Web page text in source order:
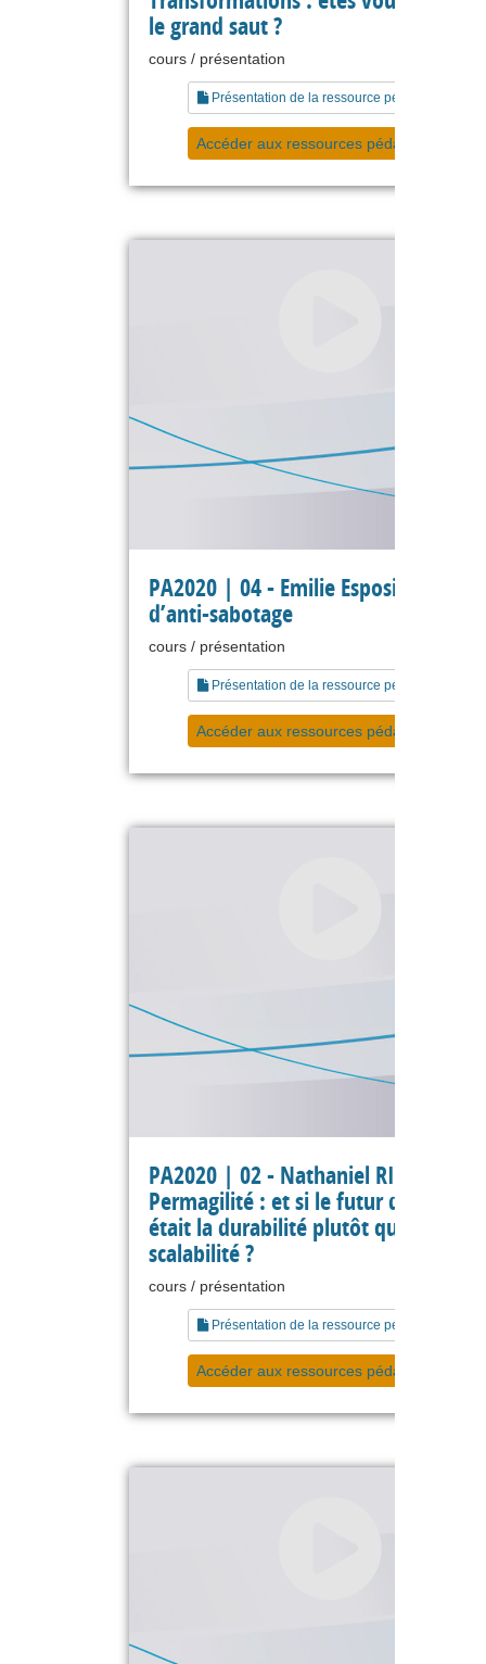
le grand saut ?
cours / présentation
Présentation de la ressource pédagogique
Accéder aux ressources pédagogiques
PA2020 | 04 - Emilie Esposito -
d’anti-sabotage
cours / présentation
Présentation de la ressource pédagogique
Accéder aux ressources pédagogiques
PA2020 | 02 - Nathaniel RICHAND -
Permagilité : et si le futur de l’agilité
était la durabilité plutôt que la
scalabilité ?
cours / présentation
Présentation de la ressource pédagogique
Accéder aux ressources pédagogiques